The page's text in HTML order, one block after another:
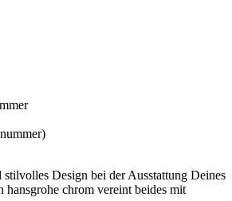
Design bei der Ausstattung Deines
hansgrohe chrom vereint beides mit